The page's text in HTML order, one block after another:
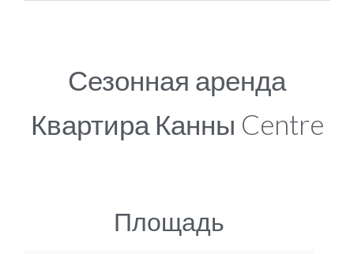
Сезонная аренда
Квартира Канны Centre
Площадь